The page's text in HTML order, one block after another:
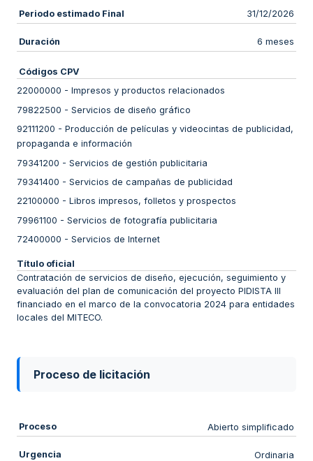
Periodo estimado Final 31/12/2026
Duración 6 meses
Códigos CPV
22000000 - Impresos y productos relacionados
79822500 - Servicios de diseño gráfico
92111200 - Producción de películas y videocintas de publicidad,
propaganda e información
79341200 - Servicios de gestión publicitaria
79341400 - Servicios de campañas de publicidad
22100000 - Libros impresos, folletos y prospectos
79961100 - Servicios de fotografía publicitaria
72400000 - Servicios de Internet
Título oficial
Contratación de servicios de diseño, ejecución, seguimiento y
evaluación del plan de comunicación del proyecto PIDISTA III
financiado en el marco de la convocatoria 2024 para entidades
locales del MITECO.
Proceso de licitación
Proceso Abierto simplificado
Urgencia Ordinaria